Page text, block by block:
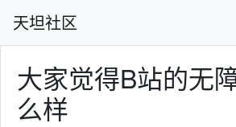
天坦社区
大家觉得B站的无
么样